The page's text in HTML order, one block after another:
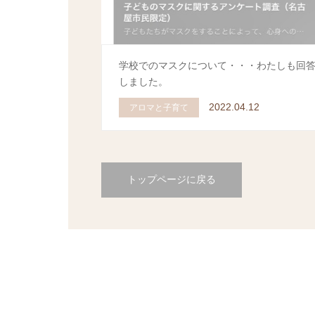
学校でのマスクについて・・・わたしも回答
しました。
アロマと子育て 2022.04.12
トップページに戻る